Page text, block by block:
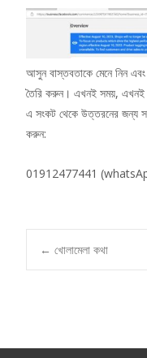
আসুন বাস্তবতাকে মেনে নিন
তৈরি করুন। এখনই সময়, এখনই
এ সংকট থেকে উত্তরনের জন্য
করুন:
01912477441
Post
← খোলামেলা কথা